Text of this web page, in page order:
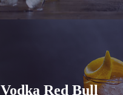
Vodka Red Bull